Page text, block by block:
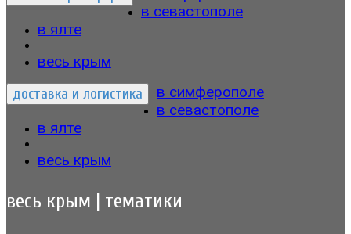
в севастополе
в ялте
весь крым
доставка и логистика
в симферополе
в севастополе
в ялте
весь крым
весь крым | тематики